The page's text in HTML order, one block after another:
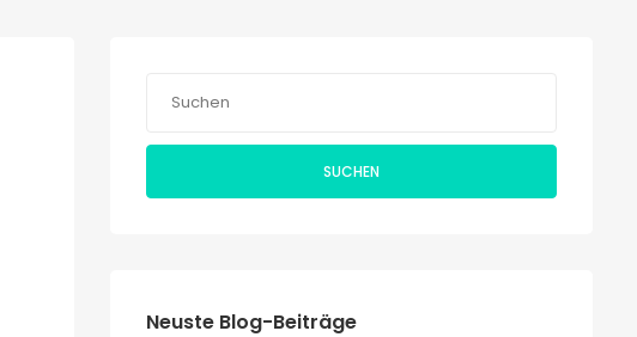
SUCHEN
Neuste Blog-Beiträge